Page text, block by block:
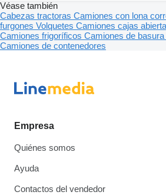
Véase también
Cabezas tractoras Camiones con lona
furgones Volquetes Camiones cajas
Camiones frigoríficos Camiones de basura
Camiones de contenedores
Empresa
Quiénes somos
Ayuda
Contactos del vendedor